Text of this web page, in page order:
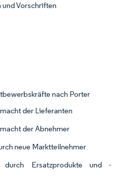
Vorschriften
nach Porter
der Lieferanten
der Abnehmer
neue Marktteilnehmer
durch Ersatzprodukte und -